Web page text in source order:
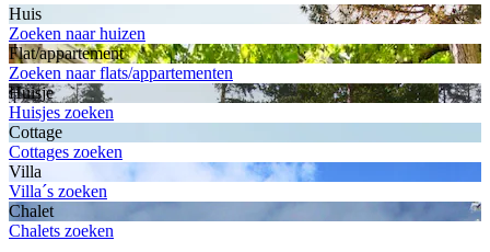
Huis
Zoeken naar huizen
Flat/appartement
Zoeken naar flats/appartementen
Huisje
Huisjes zoeken
Cottage
Cottages zoeken
Villa
Villa´s zoeken
Chalet
Chalets zoeken